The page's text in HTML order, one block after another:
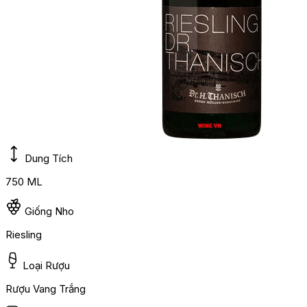
Dung Tích
750 ML
Giống Nho
Riesling
Loại Rượu
Rượu Vang Trắng